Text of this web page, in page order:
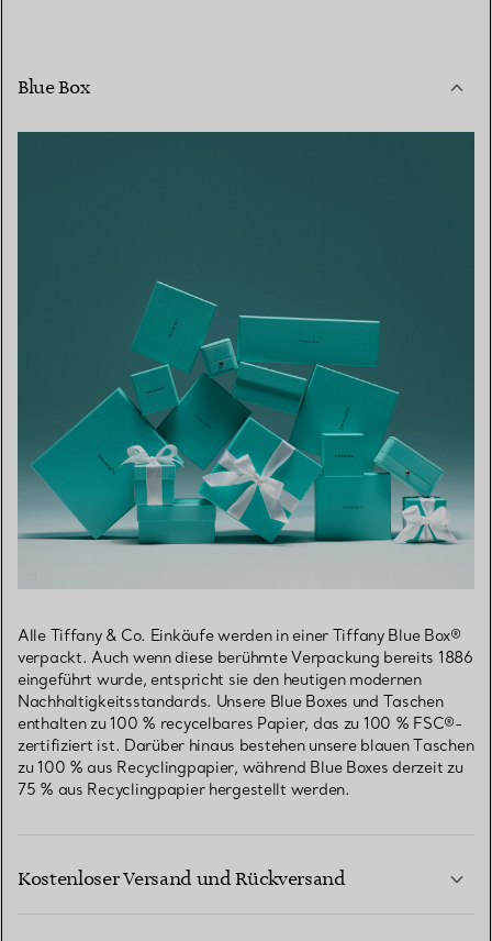
Blue Box
Alle Tiffany & Co. Einkäufe werden in einer Tiffany Blue Box®
verpackt. Auch wenn diese berühmte Verpackung bereits 1886
eingeführt wurde, entspricht sie den heutigen modernen
Nachhaltigkeitsstandards. Unsere Blue Boxes und Taschen
enthalten zu 100 % recycelbares Papier, das zu 100 % FSC®-
zertifiziert ist. Darüber hinaus bestehen unsere blauen Taschen
zu 100 % aus Recyclingpapier, während Blue Boxes derzeit zu
75 % aus Recyclingpapier hergestellt werden.
Kostenloser Versand und Rückversand